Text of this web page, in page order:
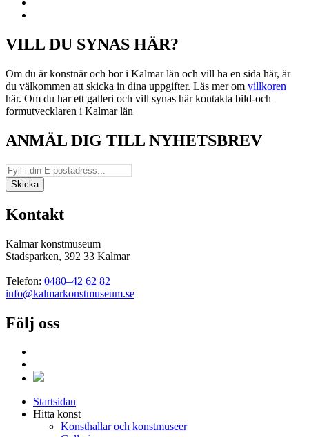
VILL DU SYNAS HÄR?
Om du är konstnär och bor i Kalmar län och vill ha en sida här, är
du välkommen att skicka in dina uppgifter. Läs mer om villkoren
här. Om du har ett galleri och vill synas här kontakta bild-och
formutvecklaren i Kalmar län
ANMÄL DIG TILL NYHETSBREV
Kontakt
Kalmar konstmuseum
Stadsparken, 392 33 Kalmar
Telefon: 0480–42 62 82
info@kalmarkonstmuseum.se
Följ oss
Startsidan
Hitta konst
Konsthallar och konstmuseer